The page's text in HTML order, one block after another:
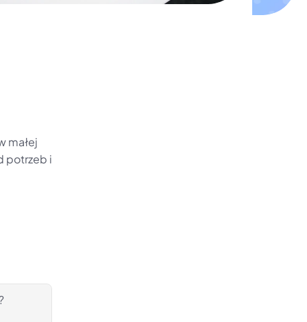
małej
potrzeb i